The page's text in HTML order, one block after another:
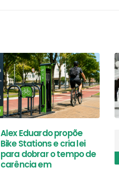
Alex Eduardo propõe
Bike Stations e cria lei
para dobrar o tempo de
carência em